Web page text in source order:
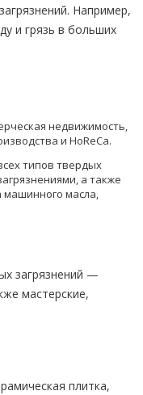
Например,
и грязь в больших
недвижимость,
и HoReCa.
типов твердых
а также
машинного масла,
загрязнений —
мастерские,
плитка,